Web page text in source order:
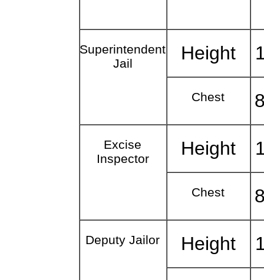
Superintendent
Jail
Height
Chest
Excise
Inspector
Height
Chest
Deputy Jailor Height